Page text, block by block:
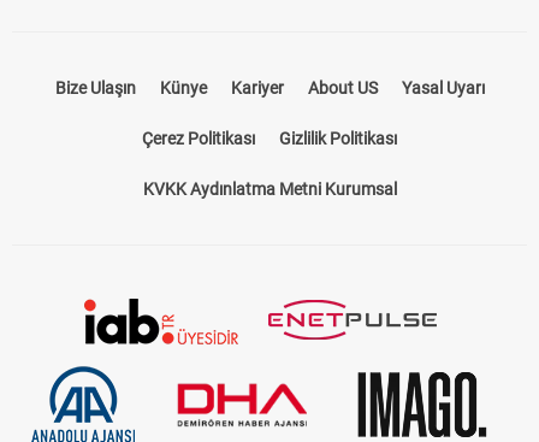
Bize Ulaşın Künye Kariyer About US Yasal Uyarı
Çerez Politikası Gizlilik Politikası
KVKK Aydınlatma Metni Kurumsal